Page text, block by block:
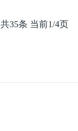
共35条 当前1/4页